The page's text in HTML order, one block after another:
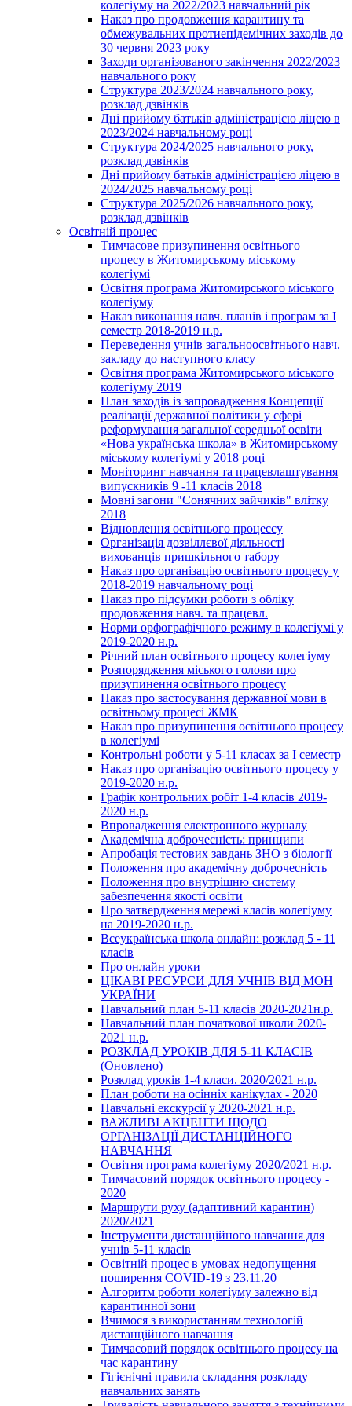
колегіуму на 2022/2023 навчальний рік
Наказ про продовження карантину та
обмежувальних протиепідемічних заходів до
30 червня 2023 року
Заходи організованого закінчення 2022/2023
навчального року
Структура 2023/2024 навчального року,
розклад дзвінків
Дні прийому батьків адміністрацією ліцею в
2023/2024 навчальному році
Структура 2024/2025 навчального року,
розклад дзвінків
Дні прийому батьків адміністрацією ліцею в
2024/2025 навчальному році
Структура 2025/2026 навчального року,
розклад дзвінків
Освітній процес
Тимчасове призупинення освітнього
процесу в Житомирському міському
колегіумі
Освітня програма Житомирського міського
колегіуму
Наказ виконання навч. планів і програм за І
семестр 2018-2019 н.р.
Переведення учнів загальноосвітнього навч.
закладу до наступного класу
Освітня програма Житомирського міського
колегіуму 2019
План заходів із запровадження Концепції
реалізації державної політики у сфері
реформування загальної середньої освіти
«Нова українська школа» в Житомирському
міському колегіумі у 2018 році
Моніторинг навчання та працевлаштування
випускників 9 -11 класів 2018
Мовні загони "Сонячних зайчиків" влітку
2018
Відновлення освітнього процессу
Організація дозвіллєвої діяльності
вихованців пришкільного табору
Наказ про організацію освітнього процесу у
2018-2019 навчальному році
Наказ про підсумки роботи з обліку
продовження навч. та працевл.
Норми орфографічного режиму в колегіумі у
2019-2020 н.р.
Річний план освітнього процесу колегіуму
Розпорядження міського голови про
призупинення освітнього процесу
Наказ про застосування державної мови в
освітньому процесі ЖМК
Наказ про призупинення освітнього процесу
в колегіумі
Контрольні роботи у 5-11 класах за І семестр
Наказ про організацію освітнього процесу у
2019-2020 н.р.
Графік контрольних робіт 1-4 класів 2019-
2020 н.р.
Впровадження електронного журналу
Академічна доброчесність: принципи
Апробація тестових завдань ЗНО з біології
Положення про академічну доброчесність
Положення про внутрішню систему
забезпечення якості освіти
Про затвердження мережі класів колегіуму
на 2019-2020 н.р.
Всеукраїнська школа онлайн: розклад 5 - 11
класів
Про онлайн уроки
ЦІКАВІ РЕСУРСИ ДЛЯ УЧНІВ ВІД МОН
УКРАЇНИ
Навчальний план 5-11 класів 2020-2021н.р.
Навчальний план початкової школи 2020-
2021 н.р.
РОЗКЛАД УРОКІВ ДЛЯ 5-11 КЛАСІВ
(Оновлено)
Розклад уроків 1-4 класи. 2020/2021 н.р.
План роботи на осінніх канікулах - 2020
Навчальні екскурсії у 2020-2021 н.р.
ВАЖЛИВІ АКЦЕНТИ ЩОДО
ОРГАНІЗАЦІЇ ДИСТАНЦІЙНОГО
НАВЧАННЯ
Освітня програма колегіуму 2020/2021 н.р.
Тимчасовий порядок освітнього процесу -
2020
Маршрути руху (адаптивний карантин)
2020/2021
Інструменти дистанційного навчання для
учнів 5-11 класів
Освітній процес в умовах недопущення
поширення COVID-19 з 23.11.20
Алгоритм роботи колегіуму залежно від
карантинної зони
Вчимося з використанням технологій
дистанційного навчання
Тимчасовий порядок освітнього процесу на
час карантину
Гігієнічні правила складання розкладу
навчальних занять